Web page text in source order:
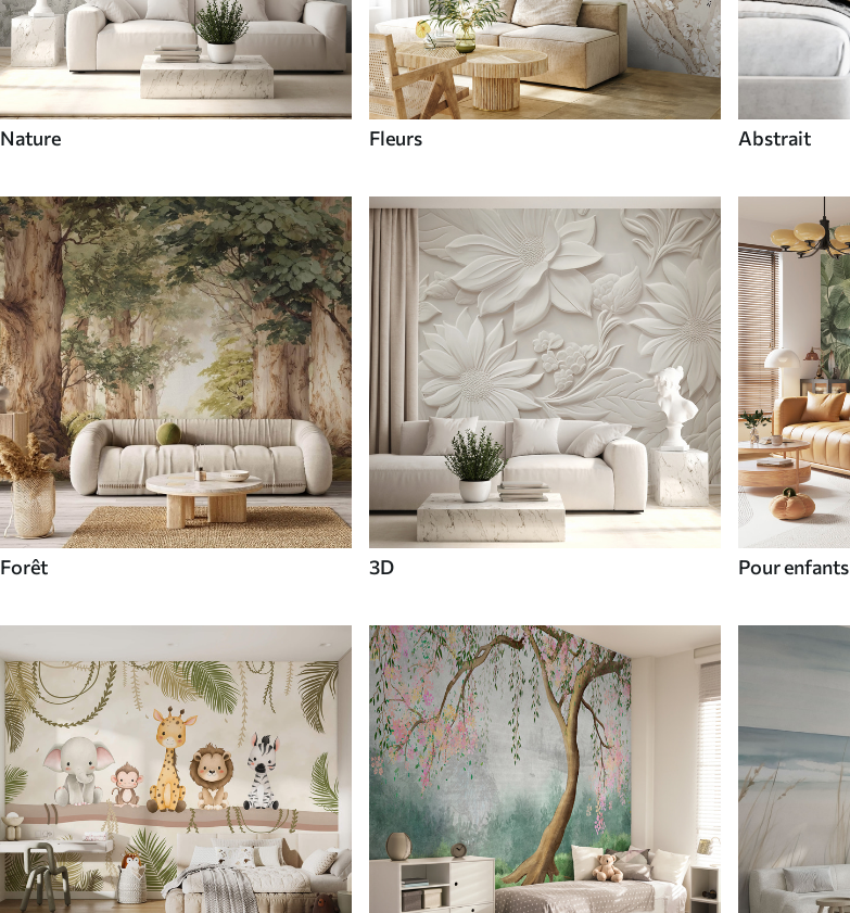
Nature Fleurs Abstrait
Forêt 3D Pour enfants